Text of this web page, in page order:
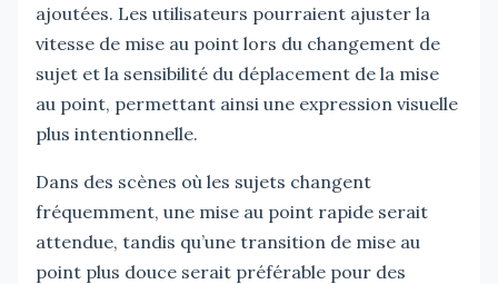
ajoutées. Les utilisateurs pourraient ajuster la
vitesse de mise au point lors du changement de
sujet et la sensibilité du déplacement de la mise
au point, permettant ainsi une expression visuelle
plus intentionnelle.
Dans des scènes où les sujets changent
fréquemment, une mise au point rapide serait
attendue, tandis qu’une transition de mise au
point plus douce serait préférable pour des